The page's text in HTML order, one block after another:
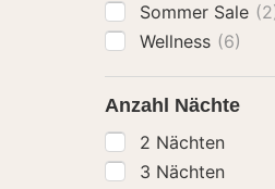
Sommer Sale
Wellness (6)
Anzahl Nächte
2 Nächten
3 Nächten